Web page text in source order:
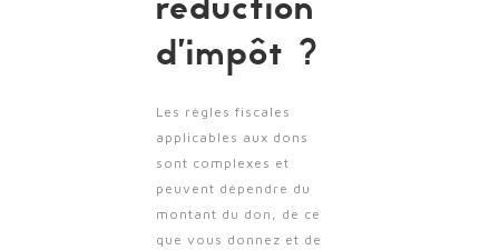
d’impôt ?
Les règles fiscales
applicables aux dons
sont complexes et
peuvent dépendre du
montant du don, de ce
que vous donnez et de